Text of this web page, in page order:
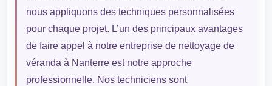
nous appliquons des techniques personnalisées
pour chaque projet. L’un des principaux avantages
de faire appel à notre entreprise de nettoyage de
véranda à Nanterre est notre approche
professionnelle. Nos techniciens sont